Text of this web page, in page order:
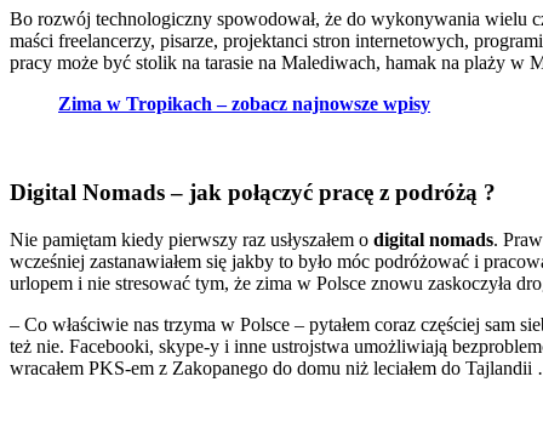
Bo rozwój technologiczny spowodował, że do wykonywania wielu
maści freelancerzy, pisarze, projektanci stron internetowych,
pracy może być stolik na tarasie na Malediwach, hamak na plaży
Zima w Tropikach – zobacz najnowsze wpisy
Digital Nomads – jak połączyć pracę z podróżą ?
Nie pamiętam kiedy pierwszy raz usłyszałem o digital nomads.
wcześniej zastanawiałem się jakby to było móc podróżować i
urlopem i nie stresować tym, że zima w Polsce znowu zaskoczyła
– Co właściwie nas trzyma w Polsce – pytałem coraz częściej sam
też nie. Facebooki, skype-y i inne ustrojstwa umożliwiają
wracałem PKS-em z Zakopanego do domu niż leciałem do